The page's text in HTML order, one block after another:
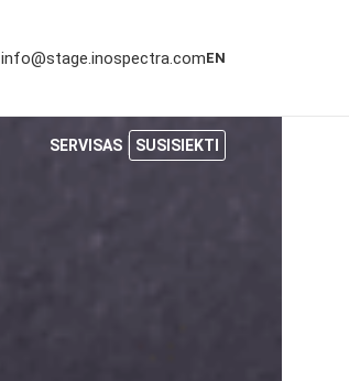
info@stage.inospectra.comEN
SERVISAS SUSISIEKTI